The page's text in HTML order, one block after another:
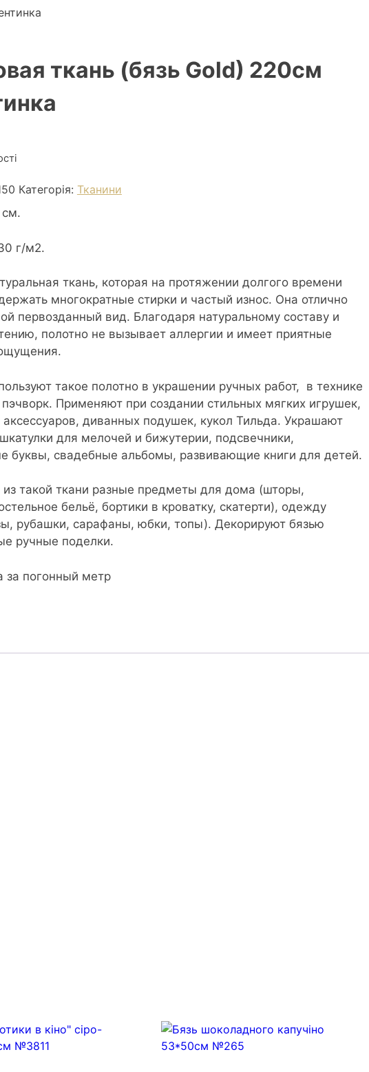
ткань (бязь Gold) 220см
Категорія: Тканини
г/м2.
ткань, которая на протяжении долгого времени
многократные стирки и частый износ. Она отлично
первозданный вид. Благодаря натуральному составу и
полотно не вызывает аллергии и имеет приятные
такое полотно в украшении ручных работ, в технике
пэчворк. Применяют при создании стильных мягких игрушек,
аксессуаров, диванных подушек, кукол Тильда. Украшают
для мелочей и бижутерии, подсвечники,
буквы, свадебные альбомы, развивающие книги для детей.
из такой ткани разные предметы для дома (шторы,
бельё, бортики в кроватку, скатерти), одежду
рубашки, сарафаны, юбки, топы). Декорируют бязью
ручные поделки.
за погонный метр